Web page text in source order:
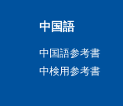
中国語
中国語参考書
中検用参考書